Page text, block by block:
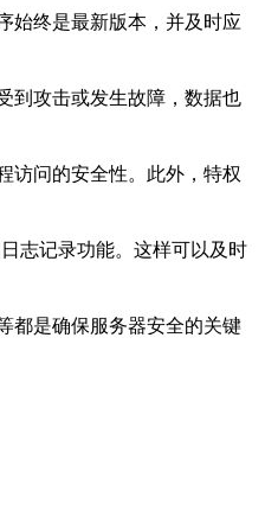
始终是最新版本，并及时应
到攻击或发生故障，数据也
访问的安全性。此外，特权
志记录功能。这样可以及时
都是确保服务器安全的关键